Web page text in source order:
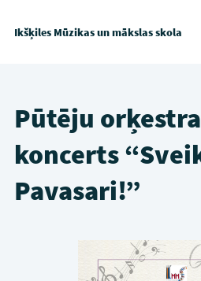
Ikšķiles Mūzikas un mākslas skola
Pūtēju orķestra
koncerts
Pavasari!”